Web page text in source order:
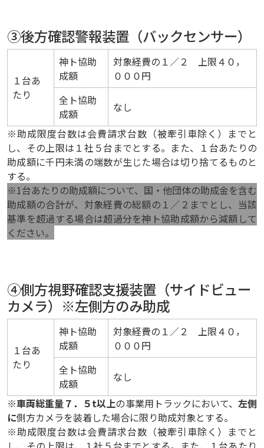
③後方確認警報装置（バックセンサー）
１台あ
たり
神ト協助
成額
対象経費の１／２ 上限４０，
０００円
全ト協助
成額
なし
※助成限度台数は会費請求台数（被牽引車除く）までと
し、その上限は１社５台までとする。また、１台あたりの
助成額に千円未満の端数が生じた場合は切り捨てるものと
する。
※1台あたりの助成額について、国・他団体の助成金を含む
助成額の合計が、対象経費の総額の１／２までとし、当該
基準を超過する場合は超過分を神ト協助成額から減額して
ください。
④側方視野確認支援装置（サイドビュー
カメラ）※左側方のみ助成
１台あ
たり
神ト協助
成額
対象経費の１／２ 上限４０，
０００円
全ト協助
成額
なし
※車両総重量７．５t以上の事業用トラックにおいて、 左側
に側方カメラを装着した場合に限り助成対象とする。
※助成限度台数は会費請求台数（被牽引車除く）までと